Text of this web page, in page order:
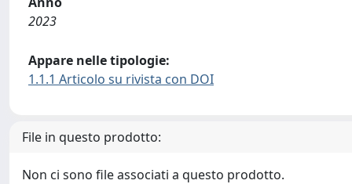
2023
Appare nelle tipologie:
1.1.1 Articolo su rivista con DOI
File in questo prodotto:
Non ci sono file associati a questo prodotto.